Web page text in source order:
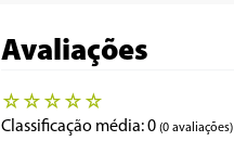
Avaliações
☆ ☆ ☆ ☆ ☆
Classificação média: 0 (0 avaliações)